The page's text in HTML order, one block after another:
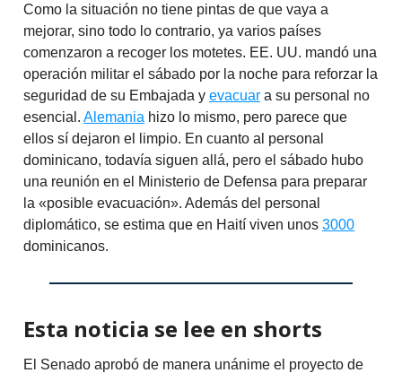
Como la situación no tiene pintas de que vaya a
mejorar, sino todo lo contrario, ya varios países
comenzaron a recoger los motetes. EE. UU. mandó una
operación militar el sábado por la noche para reforzar la
seguridad de su Embajada y evacuar a su personal no
esencial. Alemania hizo lo mismo, pero parece que
ellos sí dejaron el limpio. En cuanto al personal
dominicano, todavía siguen allá, pero el sábado hubo
una reunión en el Ministerio de Defensa para preparar
la «posible evacuación». Además del personal
diplomático, se estima que en Haití viven unos 3000
dominicanos.
Esta noticia se lee en shorts
El Senado aprobó de manera unánime el proyecto de